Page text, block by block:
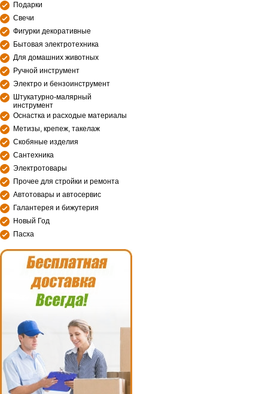
Подарки
Свечи
Фигурки декоративные
Бытовая электротехника
Для домашних животных
Ручной инструмент
Электро и бензоинструмент
Штукатурно-малярный
инструмент
Оснастка и расходые материалы
Метизы, крепеж, такелаж
Скобяные изделия
Сантехника
Электротовары
Прочее для стройки и ремонта
Автотовары и автосервис
Галантерея и бижутерия
Новый Год
Пасха